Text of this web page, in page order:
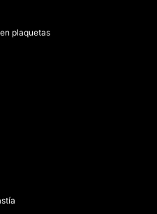
plaquetas